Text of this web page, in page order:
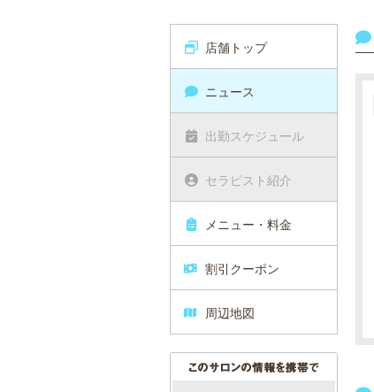
店舗トップ
ニュース
出勤スケジュール
セラピスト紹介
メニュー・料金
割引クーポン
周辺地図